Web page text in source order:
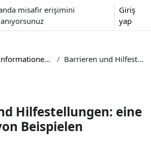
misafir erişimini
Giriş
yap
1. Informationen zur Barrierefreiheit in Moodle Barrieren und Hilfestellungen: eine Auflistung von Beispielen
Hilfestellungen: eine
Beispielen